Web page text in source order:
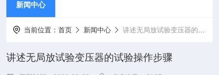
新闻中心
当前位置：首页 新闻中心 讲述无局放试验变压器的试验操作步骤
讲述无局放试验变压器的试验操作步骤